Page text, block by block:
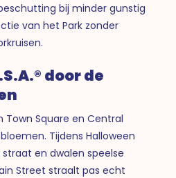
bij minder gunstig
van het Park zonder
door de
Town Square en Central
Tijdens Halloween
en dwalen speelse
Street straalt pas echt